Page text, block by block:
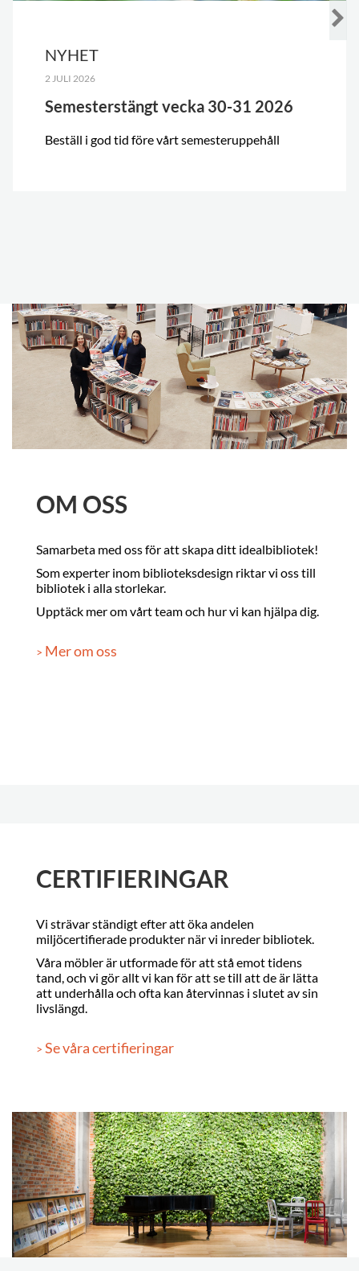
NYHET
2 JULI 2026
Semesterstängt vecka 30-31 2026
Beställ i god tid före vårt semesteruppehåll
OM OSS
Samarbeta med oss för att skapa ditt idealbibliotek!
Som experter inom biblioteksdesign riktar vi oss till
bibliotek i alla storlekar.
Upptäck mer om vårt team och hur vi kan hjälpa dig.
> Mer om oss
CERTIFIERINGAR
Vi strävar ständigt efter att öka andelen
miljöcertifierade produkter när vi inreder bibliotek.
Våra möbler är utformade för att stå emot tidens
tand, och vi gör allt vi kan för att se till att de är lätta
att underhålla och ofta kan återvinnas i slutet av sin
livslängd.
> Se våra certifieringar